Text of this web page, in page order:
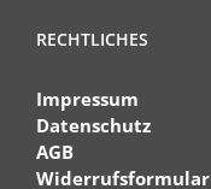
RECHTLICHES
Impressum
Datenschutz
AGB
Widerrufsformular